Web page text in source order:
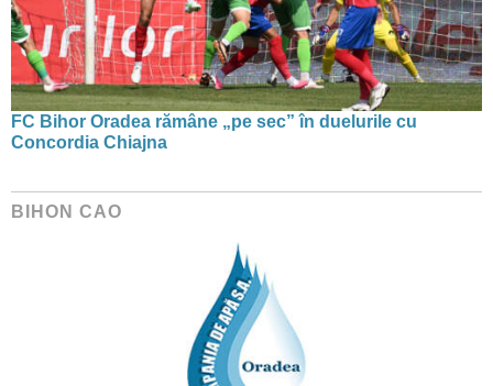
FC Bihor Oradea rămâne „pe sec” în duelurile cu
Concordia Chiajna
BIHON CAO